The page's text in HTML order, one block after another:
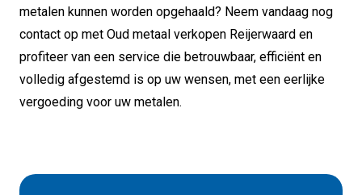
metalen kunnen worden opgehaald? Neem vandaag nog
contact op met Oud metaal verkopen Reijerwaard en
profiteer van een service die betrouwbaar, efficiënt en
volledig afgestemd is op uw wensen, met een eerlijke
vergoeding voor uw metalen.